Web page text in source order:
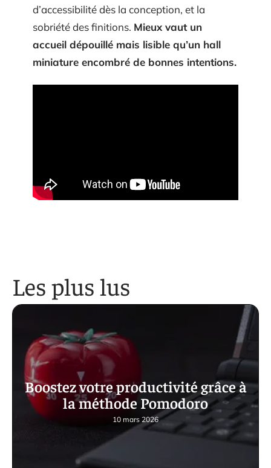
d’accessibilité dès la conception, et la
sobriété des finitions. Mieux vaut un
accueil dépouillé mais lisible qu’un hall
miniature encombré de bonnes intentions.
Les plus lus
Boostez votre productivité grâce à
la méthode Pomodoro
10 mars 2026